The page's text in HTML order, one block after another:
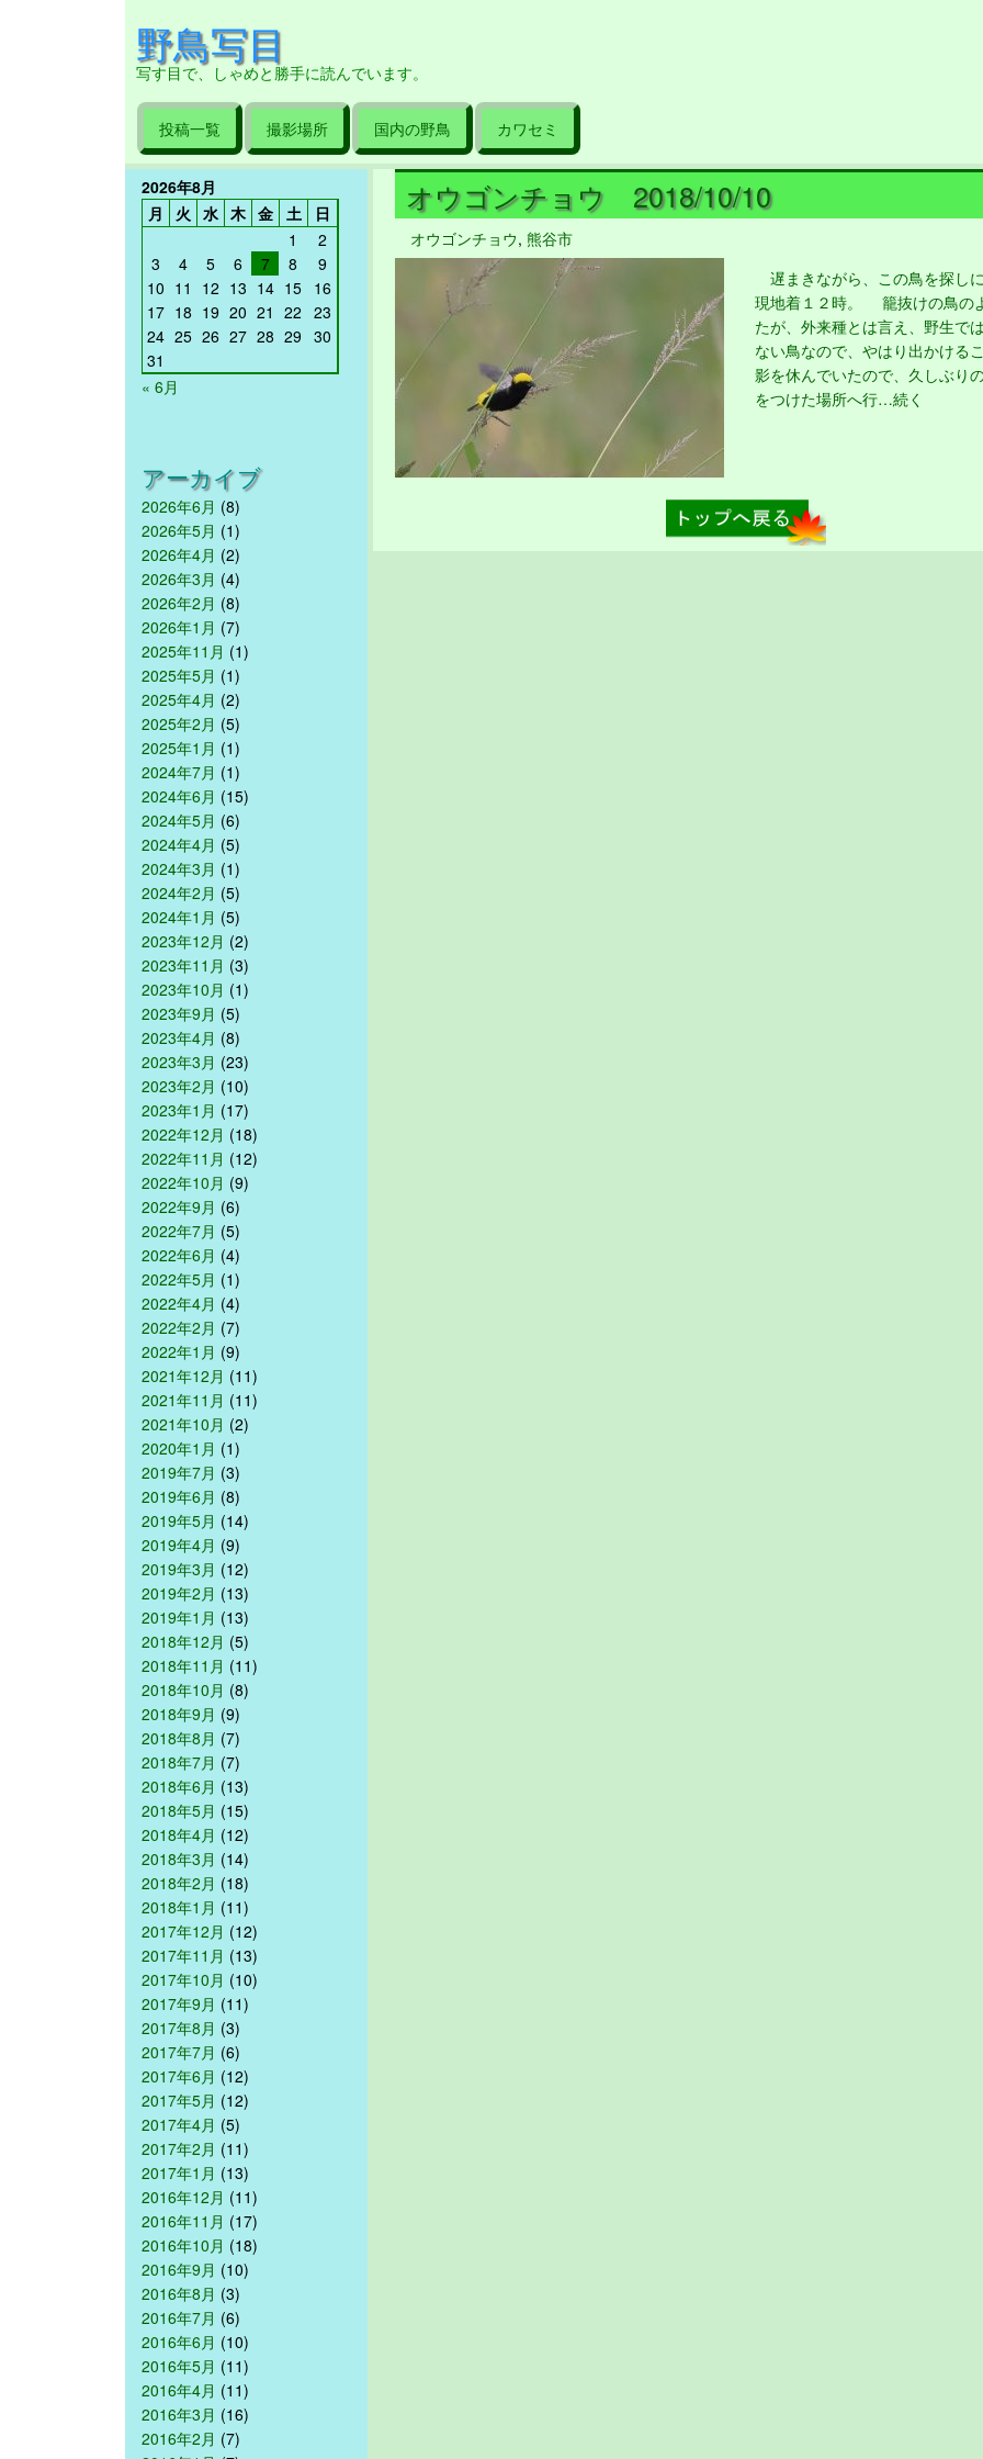
野鳥写目
写す目で、しゃめと勝手に読んでいます。
投稿一覧 撮影場所 国内の野鳥 カワセミ
2026年8月
月
火 水 木 金 土
日
1
2
3
4 5 6 7 8
9
10 11 12 13 14 15 16
17 18 19 20 21 22 23
24 25 26 27 28 29 30
31
« 6月
アーカイブ
2026年6月 (8)
2026年5月 (1)
2026年4月 (2)
2026年3月 (4)
2026年2月 (8)
2026年1月 (7)
2025年11月 (1)
2025年5月 (1)
2025年4月 (2)
2025年2月 (5)
2025年1月 (1)
2024年7月 (1)
2024年6月 (15)
2024年5月 (6)
2024年4月 (5)
2024年3月 (1)
2024年2月 (5)
2024年1月 (5)
2023年12月 (2)
2023年11月 (3)
2023年10月 (1)
2023年9月 (5)
2023年4月 (8)
2023年3月 (23)
2023年2月 (10)
2023年1月 (17)
2022年12月 (18)
2022年11月 (12)
2022年10月 (9)
2022年9月 (6)
2022年7月 (5)
2022年6月 (4)
2022年5月 (1)
2022年4月 (4)
2022年2月 (7)
2022年1月 (9)
2021年12月 (11)
2021年11月 (11)
2021年10月 (2)
2020年1月 (1)
2019年7月 (3)
2019年6月 (8)
2019年5月 (14)
2019年4月 (9)
2019年3月 (12)
2019年2月 (13)
2019年1月 (13)
2018年12月 (5)
2018年11月 (11)
2018年10月 (8)
2018年9月 (9)
2018年8月 (7)
2018年7月 (7)
2018年6月 (13)
2018年5月 (15)
2018年4月 (12)
2018年3月 (14)
2018年2月 (18)
2018年1月 (11)
2017年12月 (12)
2017年11月 (13)
2017年10月 (10)
2017年9月 (11)
2017年8月 (3)
2017年7月 (6)
2017年6月 (12)
2017年5月 (12)
2017年4月 (5)
2017年2月 (11)
2017年1月 (13)
2016年12月 (11)
2016年11月 (17)
2016年10月 (18)
2016年9月 (10)
2016年8月 (3)
2016年7月 (6)
2016年6月 (10)
2016年5月 (11)
2016年4月 (11)
2016年3月 (16)
2016年2月 (7)
オウゴンチョウ 2018/10/10
オウゴンチョウ, 熊谷市
遅まきながら、この鳥を探し
現地着１２時。 籠抜けの鳥の
たが、外来種とは言え、野生で
ない鳥なので、やはり出かけ
影を休んでいたので、久しぶ
をつけた場所へ行…続く